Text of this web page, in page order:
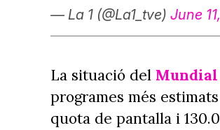
— La 1 (@La1_tve) June
La situació del
programes més
quota de pantalla i